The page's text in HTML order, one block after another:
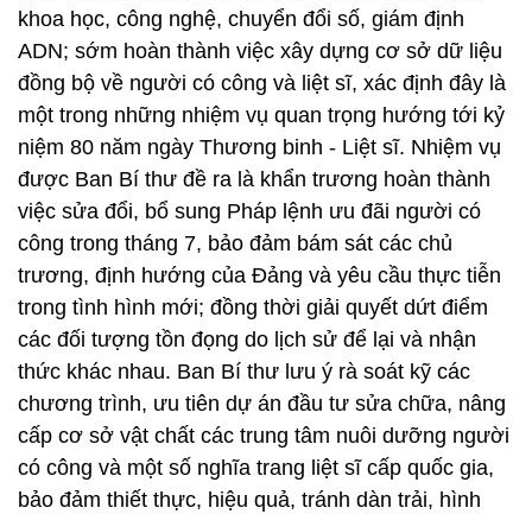
khoa học, công nghệ, chuyển đổi số, giám định
ADN; sớm hoàn thành việc xây dựng cơ sở dữ liệu
đồng bộ về người có công và liệt sĩ, xác định đây là
một trong những nhiệm vụ quan trọng hướng tới kỷ
niệm 80 năm ngày Thương binh - Liệt sĩ. Nhiệm vụ
được Ban Bí thư đề ra là khẩn trương hoàn thành
việc sửa đổi, bổ sung Pháp lệnh ưu đãi người có
công trong tháng 7, bảo đảm bám sát các chủ
trương, định hướng của Đảng và yêu cầu thực tiễn
trong tình hình mới; đồng thời giải quyết dứt điểm
các đối tượng tồn đọng do lịch sử để lại và nhận
thức khác nhau. Ban Bí thư lưu ý rà soát kỹ các
chương trình, ưu tiên dự án đầu tư sửa chữa, nâng
cấp cơ sở vật chất các trung tâm nuôi dưỡng người
có công và một số nghĩa trang liệt sĩ cấp quốc gia,
bảo đảm thiết thực, hiệu quả, tránh dàn trải, hình